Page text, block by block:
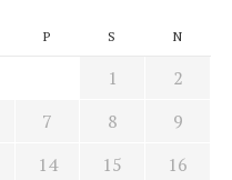
P S N
1
2
7 8
9
14 15
16